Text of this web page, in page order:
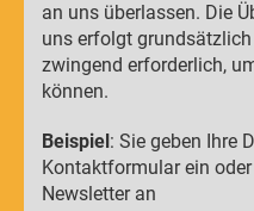
an uns überlassen. Die
uns erfolgt
zwingend erforderlich,
können.
Beispiel: Sie geben Ihre
Kontaktformular ein
Newsletter an